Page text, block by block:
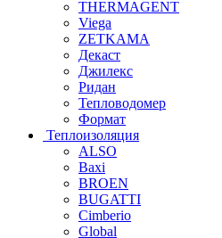
THERMAGENT
Viega
ZETKAMA
Декаст
Джилекс
Ридан
Тепловодомер
Формат
Теплоизоляция
ALSO
Baxi
BROEN
BUGATTI
Cimberio
Global